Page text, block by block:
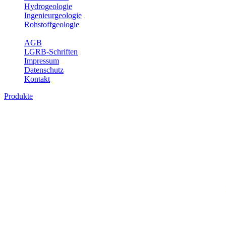
Hydrogeologie
Ingenieurgeologie
Rohstoffgeologie
AGB
LGRB-Schriften
Impressum
Datenschutz
Kontakt
Produkte